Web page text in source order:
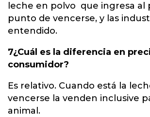
leche en polvo que ingresa al
punto de vencerse, y las
entendido.
7¿Cuál es la diferencia en
consumidor?
Es relativo. Cuando está la
vencerse la venden inclusive
animal.